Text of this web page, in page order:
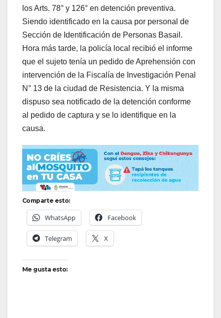
los Arts. 78° y 126° en detención preventiva.
Siendo identificado en la causa por personal de
Sección de Identificación de Personas Basail.
Hora más tarde, la policía local recibió el informe
que el sujeto tenía un pedido de Aprehensión con
intervención de la Fiscalía de Investigación Penal
N° 13 de la ciudad de Resistencia. Y la misma
dispuso sea notificado de la detención conforme
al pedido de captura y se lo identifique en la
causa.
Comparte esto:
WhatsApp Facebook
Telegram X
Me gusta esto: